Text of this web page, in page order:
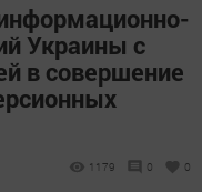
Украины с
в совершение
1179 0 0